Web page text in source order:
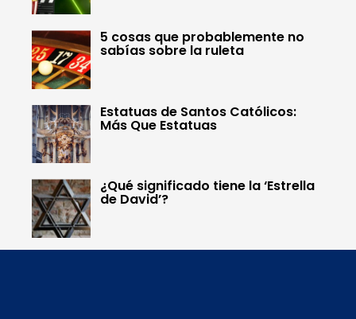
5 cosas que probablemente no
sabías sobre la ruleta
Estatuas de Santos Católicos:
Más Que Estatuas
¿Qué significado tiene la ‘Estrella
de David’?